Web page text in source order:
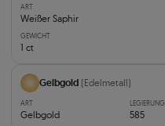
ART
Weißer Saphir
GEWICHT
1 ct
Gelbgold (Edelmetall)
ART
Gelbgold
LEGIERUNG
585